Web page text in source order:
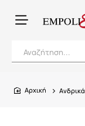
Αναζήτηση...
home
Ανδρικά